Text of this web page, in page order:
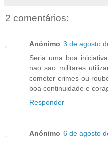
2 comentários:
Anónimo 3 de agosto
Seria uma boa
nao sao militares
cometer crimes ou
boa continuidade e
Responder
Anónimo 6 de agosto